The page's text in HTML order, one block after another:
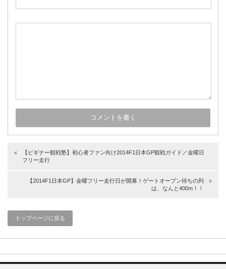
【ビギナー観戦塾】初心者ファン向け2014F1日本GP観戦ガイド／金曜日
フリー走行
【2014F1日本GP】金曜フリー走行日が開幕！ゲートオープン待ちの列
は、なんと400m！！
トップページに戻る